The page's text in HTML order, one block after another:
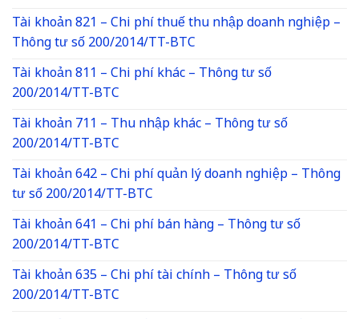
Tài khoản 821 – Chi phí thuế thu nhập doanh nghiệp –
Thông tư số 200/2014/TT-BTC
Tài khoản 811 – Chi phí khác – Thông tư số
200/2014/TT-BTC
Tài khoản 711 – Thu nhập khác – Thông tư số
200/2014/TT-BTC
Tài khoản 642 – Chi phí quản lý doanh nghiệp – Thông
tư số 200/2014/TT-BTC
Tài khoản 641 – Chi phí bán hàng – Thông tư số
200/2014/TT-BTC
Tài khoản 635 – Chi phí tài chính – Thông tư số
200/2014/TT-BTC